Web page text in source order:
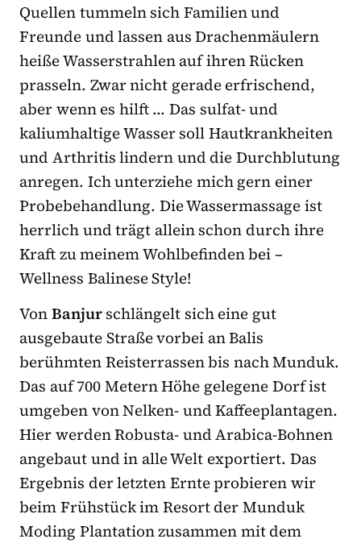
Quellen tummeln sich Familien und
Freunde und lassen aus Drachenmäulern
heiße Wasserstrahlen auf ihren Rücken
prasseln. Zwar nicht gerade erfrischend,
aber wenn es hilft … Das sulfat- und
kaliumhaltige Wasser soll Hautkrankheiten
und Arthritis lindern und die Durchblutung
anregen. Ich unterziehe mich gern einer
Probebehandlung. Die Wassermassage ist
herrlich und trägt allein schon durch ihre
Kraft zu meinem Wohlbefinden bei –
Wellness Balinese Style!
VonBanjurschlängelt sich eine gut
ausgebaute Straße vorbei an Balis
berühmten Reisterrassen bis nach Munduk.
Das auf 700 Metern Höhe gelegene Dorf ist
umgeben von Nelken- und Kaffeeplantagen.
Hier werden Robusta- und Arabica-Bohnen
angebaut und in alle Welt exportiert. Das
Ergebnis der letzten Ernte probieren wir
beim Frühstück im Resort der Munduk
Moding Plantation zusammen mit dem